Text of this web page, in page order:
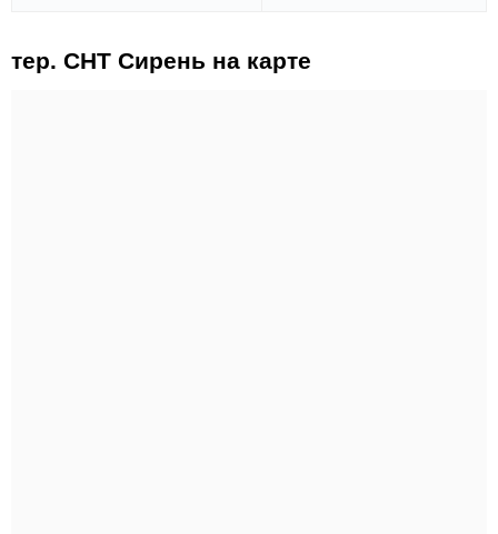
тер. СНТ Сирень на карте